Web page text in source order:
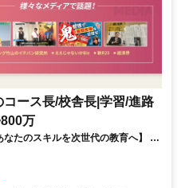
コース長/校舎長|学習/進路
万
なたのスキルを次世代の教育へ】 現
とめるコース長（校舎長）を募集
場所に縛られない新しい働き方を